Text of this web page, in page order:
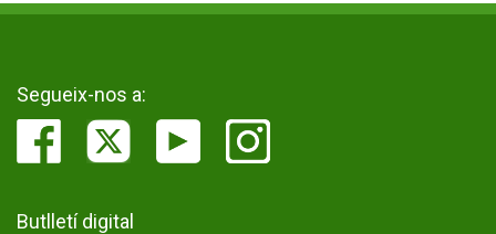
Segueix-nos a:
Butlletí digital